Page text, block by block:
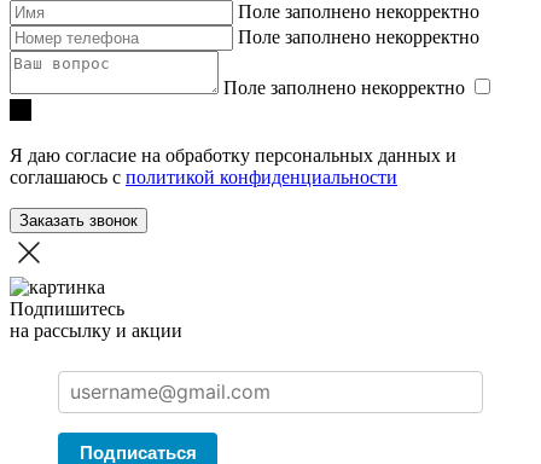
Поле заполнено некорректно
Поле заполнено некорректно
Поле заполнено некорректно
Я даю согласие на обработку персональных данных и
соглашаюсь с политикой конфиденциальности
Заказать звонок
Подпишитесь
на рассылку и акции
Подписаться